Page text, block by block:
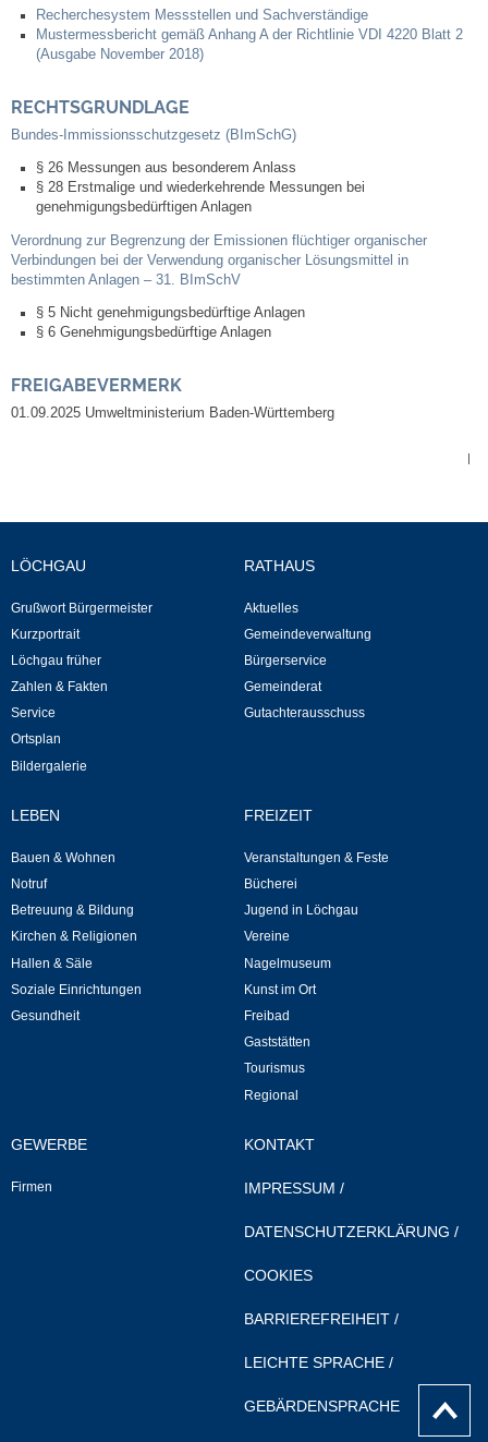
Veranstaltungen & Feste
Hasenropferfest
Bücherei
Veranstaltungen
Jugendhaus
Nagelmuseum
Kunst im Ort
Dorfrundgang
Kunst- und Kulturkreis
Tourismus
Regional
Gewerbe
Recherchesystem Messstellen und Sachverständige
Mustermessbericht gemäß Anhang A der Richtlinie VDI 4220 Blatt 2
(Ausgabe November 2018)
RECHTSGRUNDLAGE
Bundes-Immissionsschutzgesetz (BImSchG)
§ 26 Messungen aus besonderem Anlass
§ 28 Erstmalige und wiederkehrende Messungen bei
genehmigungsbedürftigen Anlagen
Verordnung zur Begrenzung der Emissionen flüchtiger organischer
Verbindungen bei der Verwendung organischer Lösungsmittel in
bestimmten Anlagen – 31. BImSchV
§ 5 Nicht genehmigungsbedürftige Anlagen
§ 6 Genehmigungsbedürftige Anlagen
FREIGABEVERMERK
01.09.2025 Umweltministerium Baden-Württemberg
|
LÖCHGAU
Grußwort Bürgermeister
Kurzportrait
Löchgau früher
Zahlen & Fakten
Service
Ortsplan
Bildergalerie
RATHAUS
Aktuelles
Gemeindeverwaltung
Bürgerservice
Gemeinderat
Gutachterausschuss
LEBEN
Bauen & Wohnen
Notruf
Betreuung & Bildung
Kirchen & Religionen
Hallen & Säle
Soziale Einrichtungen
Gesundheit
FREIZEIT
Veranstaltungen & Feste
Bücherei
Jugend in Löchgau
Vereine
Nagelmuseum
Kunst im Ort
Freibad
Gaststätten
Tourismus
Regional
GEWERBE
Firmen
KONTAKT
IMPRESSUM /
DATENSCHUTZERKLÄRUNG /
COOKIES
BARRIEREFREIHEIT /
LEICHTE SPRACHE /
GEBÄRDENSPRACHE
Oben